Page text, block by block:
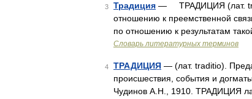
3 Традиция — ТРАДИЦИЯ (лат.
отношению к преемственной
по отношению к результатам
Словарь литературных терминов
4 ТРАДИЦИЯ — (лат. traditio).
происшествия, события и
Чудинов А.Н., 1910. ТРАДИЦИЯ